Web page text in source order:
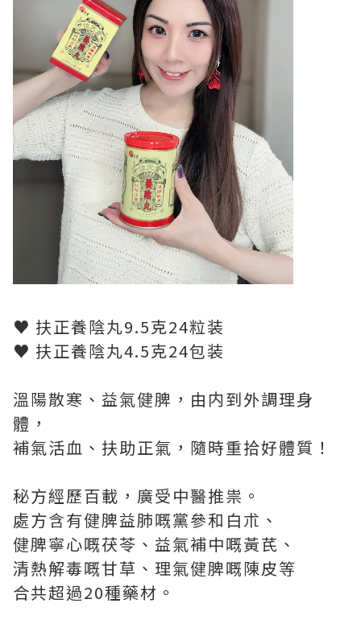
♥ 扶正養陰丸9.5克24粒装
♥ 扶正養陰丸4.5克24包装
溫陽散寒、益氣健脾，由内到外調理身
體，
補氣活血、扶助正氣，隨時重拾好體質！
秘方經歷百載，廣受中醫推祟。
處方含有健脾益肺嘅黨參和白朮、
健脾寧心嘅茯苓、益氣補中嘅黃芪、
清熱解毒嘅甘草、理氣健脾嘅陳皮等
合共超過20種藥材。